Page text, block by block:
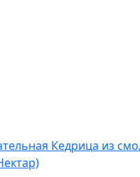
Кедрица из